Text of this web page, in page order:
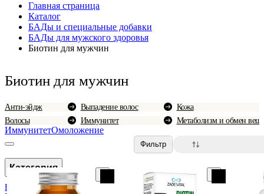
Главная страница
Каталог
БАДы и специальные добавки
БАДы для мужского здоровья
Биотин для мужчин
Биотин для мужчин
Анти-эйдж
Волосы
Выпадение волос
Иммунитет
Кожа
Метаболизм и обмен
ИммунитетОмоложение
Категория
Биотин
Фильтр
0